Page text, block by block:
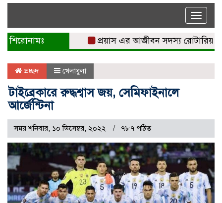
Toggle
শিরোনামঃ প্রয়াস এর আজীবন সদস্য রোটারিয়ান
প্রচ্ছদ খেলাধুলা
টাইব্রেকারে রুদ্ধশ্বাস জয়, সেমিফাইনালে
আর্জেন্টিনা
সময় শনিবার, ১০ ডিসেম্বর, ২০২২ ৭৮৭ পঠিত